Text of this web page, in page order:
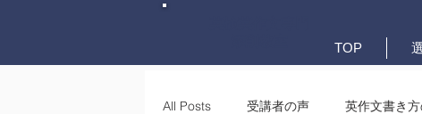
TOP
All Posts 受講者の声 英作文書き